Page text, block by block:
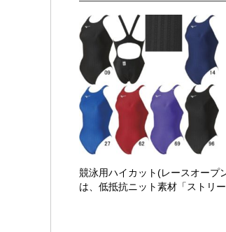
競泳用ハイカット(レースオープ
は、低抵抗ニット素材「ストリ